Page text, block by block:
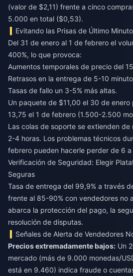
(valor de $2,11) frente a cinco
5.000 en total ($0,53).
Evitando las Prisas de Último Minuto
Del 31 de enero al 1 de febrero el
400%, lo que provoca:
Aumentos temporales de precio del
Retrasos en la entrega de 5-10
Tasas de fallo un 3-5% más altas.
Un paquete de $11,00 el 30 de
13,75 el 1 de febrero (1.500-2.500
Las colas de soporte se extienden de
2-4 horas. Los problemas técnicos
febrero pueden hacerle perder de 6
Verificación de Seguridad: Elegir
Seguras
Tasa de entrega del 99,9% a través
frente al 85-90% con vendedores no
abarca la protección del pago, la
resolución de disputas.
Señales de Alerta de Vendedores
Precios extremadamente bajos: Un
mercado (más de 9.000 monedas/
está en 9.460) indica fraude o